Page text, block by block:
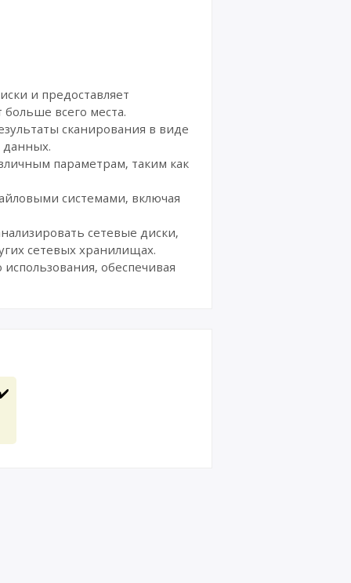
и предоставляет
всего места.
сканирования в виде
данных.
параметрам, таким как
системами, включая
сетевые диски,
сетевых хранилищах.
обеспечивая